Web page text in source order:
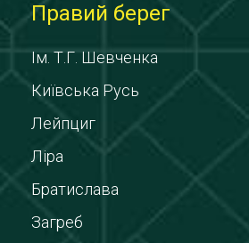
Правий берег
Ім. Т.Г. Шевченка
Київська Русь
Лейпциг
Ліра
Братислава
Загреб